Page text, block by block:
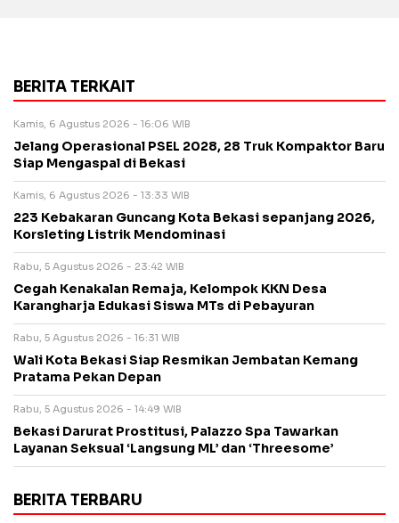
BERITA TERKAIT
Kamis, 6 Agustus 2026 - 16:06 WIB
Jelang Operasional PSEL 2028, 28 Truk Kompaktor Baru
Siap Mengaspal di Bekasi
Kamis, 6 Agustus 2026 - 13:33 WIB
223 Kebakaran Guncang Kota Bekasi sepanjang 2026,
Korsleting Listrik Mendominasi
Rabu, 5 Agustus 2026 - 23:42 WIB
Cegah Kenakalan Remaja, Kelompok KKN Desa
Karangharja Edukasi Siswa MTs di Pebayuran
Rabu, 5 Agustus 2026 - 16:31 WIB
Wali Kota Bekasi Siap Resmikan Jembatan Kemang
Pratama Pekan Depan
Rabu, 5 Agustus 2026 - 14:49 WIB
Bekasi Darurat Prostitusi, Palazzo Spa Tawarkan
Layanan Seksual ‘Langsung ML’ dan ‘Threesome’
BERITA TERBARU